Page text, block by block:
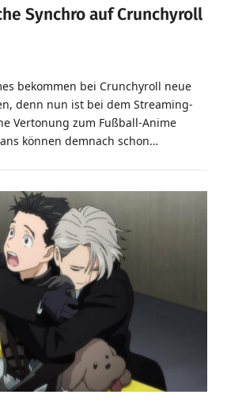
Synchro auf Crunchyroll
bekommen bei Crunchyroll neue
denn nun ist bei dem Streaming-
Vertonung zum Fußball-Anime
können demnach schon…